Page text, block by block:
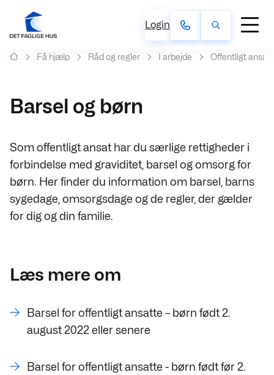
Login
Få hjælp Råd og regler I arbejde Offentligt ansat
Barsel og børn
Som offentligt ansat har du særlige rettigheder i
forbindelse med graviditet, barsel og omsorg for
børn. Her finder du information om barsel, barns
sygedage, omsorgsdage og de regler, der gælder
for dig og din familie.
Læs mere om
Barsel for offentligt ansatte – børn født 2.
august 2022 eller senere
Barsel for offentligt ansatte - børn født før 2.